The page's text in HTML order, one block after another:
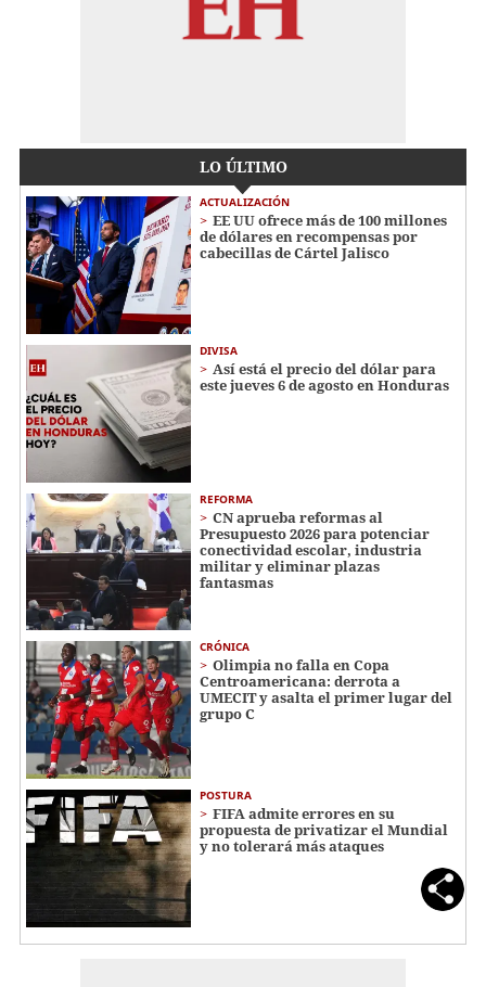
LO ÚLTIMO
ACTUALIZACIÓN
EE UU ofrece más de 100 millones
de dólares en recompensas por
cabecillas de Cártel Jalisco
DIVISA
Así está el precio del dólar para
este jueves 6 de agosto en Honduras
REFORMA
CN aprueba reformas al
Presupuesto 2026 para potenciar
conectividad escolar, industria
militar y eliminar plazas
fantasmas
CRÓNICA
Olimpia no falla en Copa
Centroamericana: derrota a
UMECIT y asalta el primer lugar del
grupo C
POSTURA
FIFA admite errores en su
propuesta de privatizar el Mundial
y no tolerará más ataques